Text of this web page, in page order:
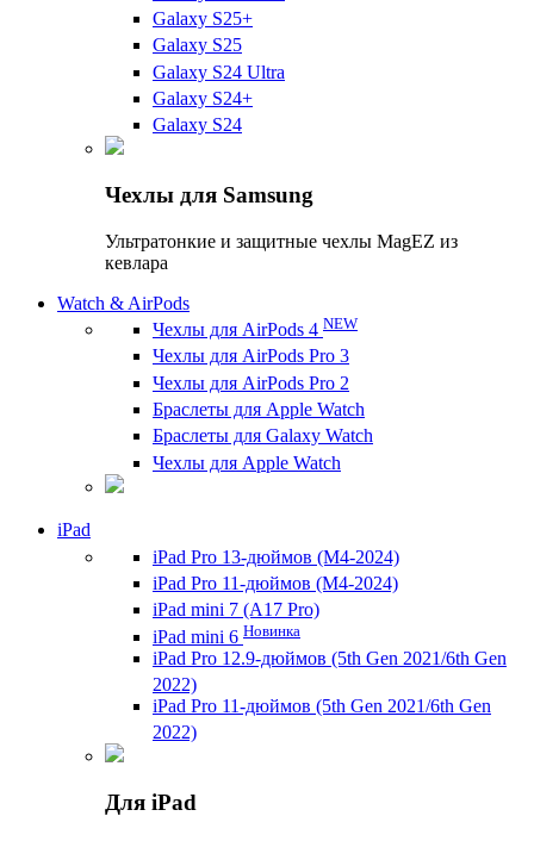
Galaxy S25+
Galaxy S25
Galaxy S24 Ultra
Galaxy S24+
Galaxy S24
Чехлы для Samsung
Ультратонкие и защитные чехлы MagEZ из
кевлара
Watch & AirPods
Чехлы для AirPods 4 NEW
Чехлы для AirPods Pro 3
Чехлы для AirPods Pro 2
Браслеты для Apple Watch
Браслеты для Galaxy Watch
Чехлы для Apple Watch
iPad
iPad Pro 13-дюймов (M4-2024)
iPad Pro 11-дюймов (M4-2024)
iPad mini 7 (A17 Pro)
iPad mini 6 Новинка
iPad Pro 12.9-дюймов (5th Gen 2021/6th Gen
2022)
iPad Pro 11-дюймов (5th Gen 2021/6th Gen
2022)
Для iPad